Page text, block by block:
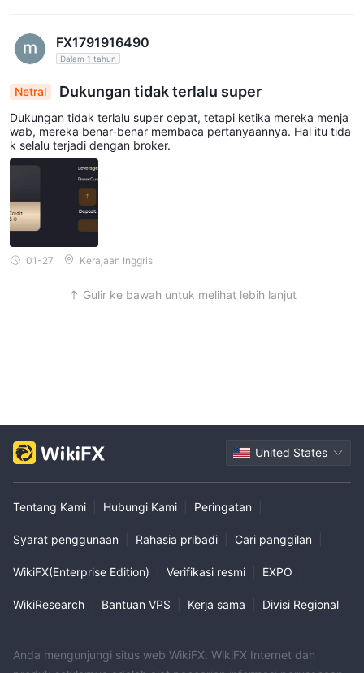
FX1791916490
Dalam 1 tahun
Netral Dukungan tidak terlalu super
Dukungan tidak terlalu super cepat, tetapi ketika mereka menja
wab, mereka benar-benar membaca pertanyaannya. Hal itu tida
k selalu terjadi dengan broker.
01-27 Kerajaan Inggris
Gulir ke bawah untuk melihat lebih lanjut
United States
Tentang Kami Hubungi Kami Peringatan
Syarat penggunaan Rahasia pribadi Cari panggilan
WikiFX(Enterprise Edition) Verifikasi resmi EXPO
WikiResearch Bantuan VPS Kerja sama Divisi Regional
Anda mengunjungi situs web WikiFX. WikiFX Internet dan